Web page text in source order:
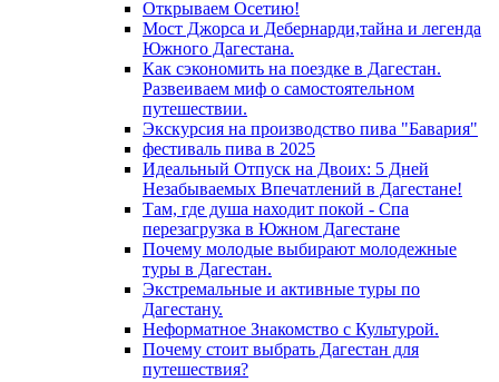
Открываем Осетию!
Мост Джорса и Дебернарди,тайна и легенда
Южного Дагестана.
Как сэкономить на поездке в Дагестан.
Развеиваем миф о самостоятельном
путешествии.
Экскурсия на производство пива "Бавария"
фестиваль пива в 2025
Идеальный Отпуск на Двоих: 5 Дней
Незабываемых Впечатлений в Дагестане!
Там, где душа находит покой - Спа
перезагрузка в Южном Дагестане
Почему молодые выбирают молодежные
туры в Дагестан.
Экстремальные и активные туры по
Дагестану.
Неформатное Знакомство с Культурой.
Почему стоит выбрать Дагестан для
путешествия?